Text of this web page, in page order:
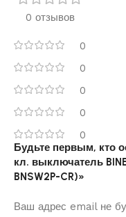
0 отзывов
0
0
0
0
0
Будьте первым, кто
кл. выключатель
BNSW2P-CR)»
Ваш адрес email не